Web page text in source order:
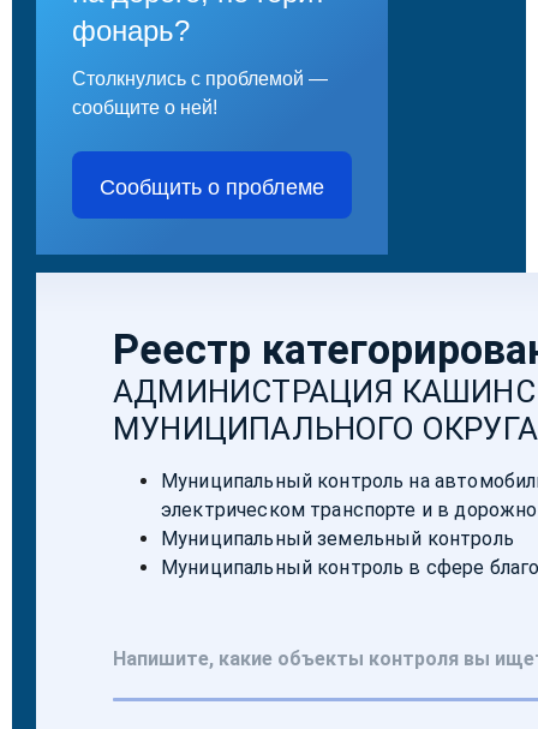
фонарь?
Столкнулись с проблемой —
сообщите о ней!
Сообщить о проблеме